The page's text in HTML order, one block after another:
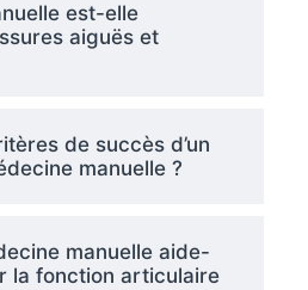
est-elle
aiguës et
de succès d’un
manuelle ?
manuelle aide-
la fonction articulaire